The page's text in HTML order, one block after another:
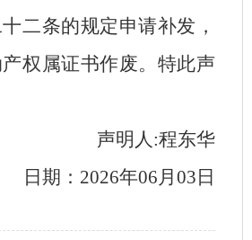
二条的规定申请补发，
权属证书作废。特此声
声明人:程东华
日期：2026年06月03日